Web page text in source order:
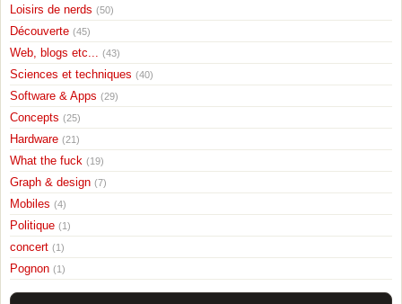
Loisirs de nerds (50)
Découverte (45)
Web, blogs etc... (43)
Sciences et techniques (40)
Software & Apps (29)
Concepts (25)
Hardware (21)
What the fuck (19)
Graph & design (7)
Mobiles (4)
Politique (1)
concert (1)
Pognon (1)